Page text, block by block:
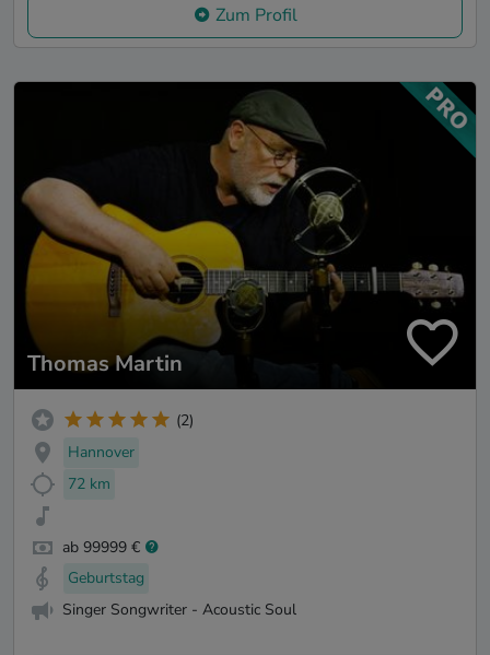
Zum Profil
Thomas Martin
(2)
Hannover
72 km
ab 99999 €
Geburtstag
Singer Songwriter - Acoustic Soul